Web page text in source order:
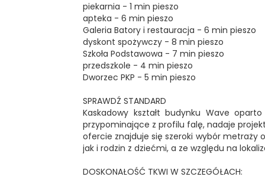
piekarnia - 1 min pieszo
apteka - 6 min pieszo
Galeria Batory i restauracja - 6 min pieszo
dyskont spożywczy - 8 min pieszo
Szkoła Podstawowa - 7 min pieszo
przedszkole - 4 min pieszo
Dworzec PKP - 5 min pieszo
SPRAWDŹ STANDARD
Kaskadowy kształt budynku Wave
przypominające z profilu falę, nadaje
ofercie znajduje się szeroki wybór metraży
jak i rodzin z dziećmi, a ze względu na
DOSKONAŁOŚĆ TKWI W SZCZEGÓŁACH: